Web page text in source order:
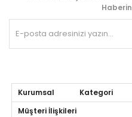
Kurumsal Kategori
Müşteri İlişkileri